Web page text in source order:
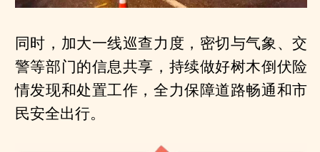
同时，加大一线巡查力度，密切与气象、交
警等部门的信息共享，持续做好树木倒伏险
情发现和处置工作，全力保障道路畅通和市
民安全出行。